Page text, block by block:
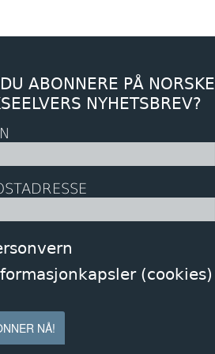
ABONNERE PÅ NORSKE
NYHETSBREV?
(cookies)